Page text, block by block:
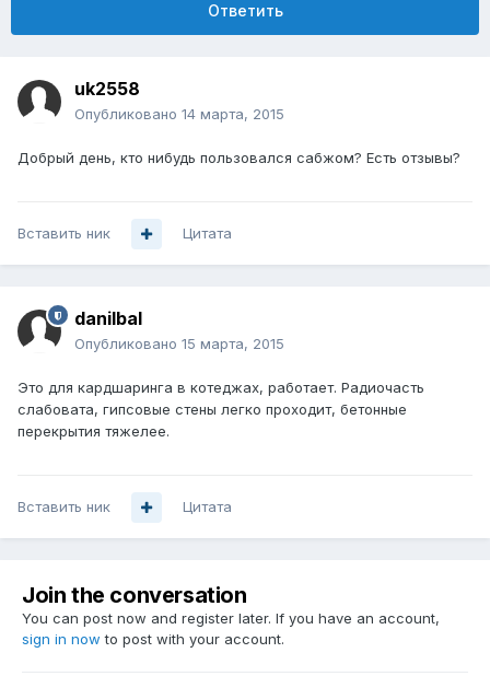
Ответить
uk2558
Опубликовано 14 марта, 2015
Добрый день, кто нибудь пользовался сабжом? Есть отзывы?
Вставить ник Цитата
danilbal
Опубликовано 15 марта, 2015
Это для кардшаринга в котеджах, работает. Радиочасть
слабовата, гипсовые стены легко проходит, бетонные
перекрытия тяжелее.
Вставить ник Цитата
Join the conversation
You can post now and register later. If you have an account,
sign in now to post with your account.